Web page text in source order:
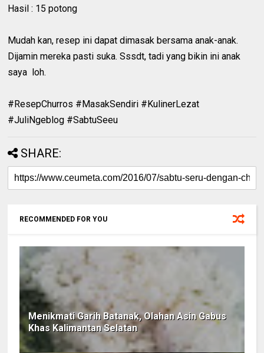
Hasil : 15 potong
Mudah kan, resep ini dapat dimasak bersama anak-anak.
Dijamin mereka pasti suka. Sssdt, tadi yang bikin ini anak
saya loh.
#ResepChurros #MasakSendiri #KulinerLezat
#JuliNgeblog #SabtuSeeu
SHARE:
RECOMMENDED FOR YOU
Menikmati Garih Batanak, Olahan Asin Gabus
Khas Kalimantan Selatan